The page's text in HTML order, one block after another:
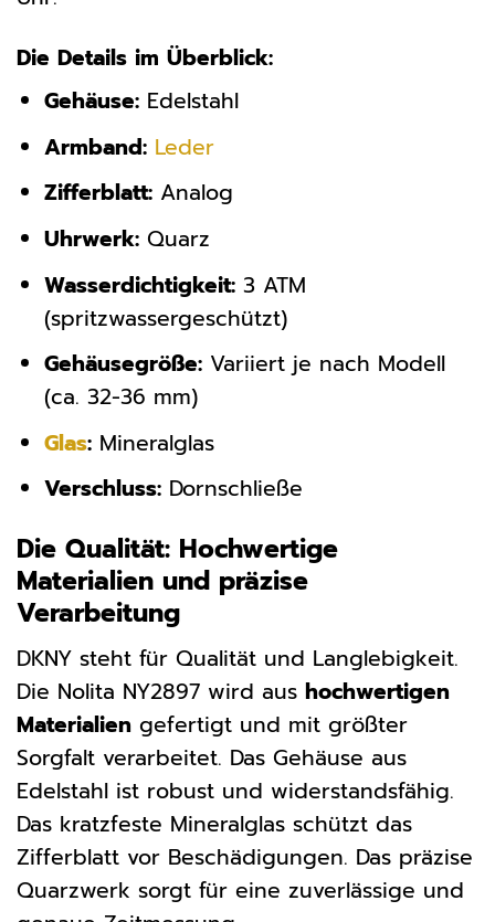
Die Details im Überblick:
Gehäuse:Edelstahl
Armband: Leder
Zifferblatt:Analog
Uhrwerk:Quarz
Wasserdichtigkeit:3 ATM
(spritzwassergeschützt)
Gehäusegröße:Variiert je nach Modell
(ca. 32-36 mm)
Glas:Mineralglas
Verschluss:Dornschließe
Die Qualität: Hochwertige
Materialien und präzise
Verarbeitung
DKNY steht für Qualität und Langlebigkeit.
Die Nolita NY2897 wird aus hochwertigen
Materialien gefertigt und mit größter
Sorgfalt verarbeitet. Das Gehäuse aus
Edelstahl ist robust und widerstandsfähig.
Das kratzfeste Mineralglas schützt das
Zifferblatt vor Beschädigungen. Das präzise
Quarzwerk sorgt für eine zuverlässige und